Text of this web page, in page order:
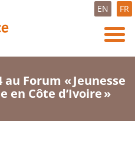
EN FR
Forum « Jeunesse
en Côte d’Ivoire »